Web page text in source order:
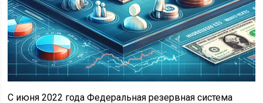
С июня 2022 года Федеральная резервная система